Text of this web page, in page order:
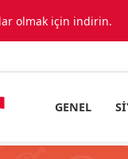
olmak için indirin.
GENEL